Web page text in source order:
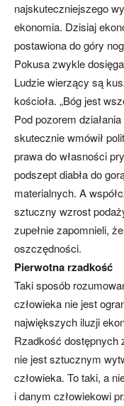
najskuteczniejszego
ekonomia. Dzisiaj
postawiona do góry
Pokusa zwykle
Ludzie wierzący są
kościoła. „Bóg jest
Pod pozorem
skutecznie wmówił
prawa do własności
podszept diabła do
materialnych. A
sztuczny wzrost
zupełnie zapomnieli,
oszczędności.
Pierwotna rzadkość
Taki sposób
człowieka nie jest
największych iluzji
Rzadkość dostępnych
nie jest sztucznym
człowieka. To taki, a
i danym człowiekowi